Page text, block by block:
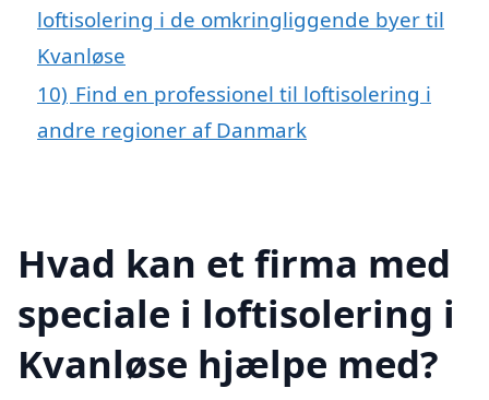
loftisolering i de omkringliggende byer til
Kvanløse
10) Find en professionel til loftisolering i
andre regioner af Danmark
Hvad kan et firma med
speciale i loftisolering i
Kvanløse hjælpe med?